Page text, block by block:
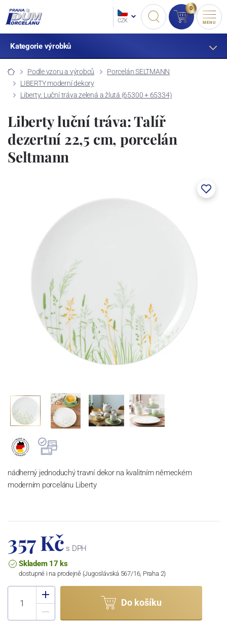
CZK
0
MENU
Kategorie výrobků
Podle vzoru a výrobců
Porcelán SELTMANN
LIBERTY moderní dekory
Liberty: Luční tráva zelená a žlutá (65300 + 65334)
Liberty luční tráva: Talíř
dezertní 22,5 cm, porcelán
Seltmann
nádherný jednoduchý travní dekor na kvalitním německém
moderním porcelánu Liberty
357 Kč s DPH
Skladem 17 ks
dostupné i na prodejně (Jugoslávská 567/16, Praha 2)
Do košíku